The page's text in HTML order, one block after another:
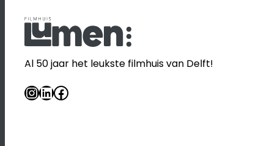
Al 50 jaar het leukste filmhuis van Delft!
InstagramLinkedIn Facebook